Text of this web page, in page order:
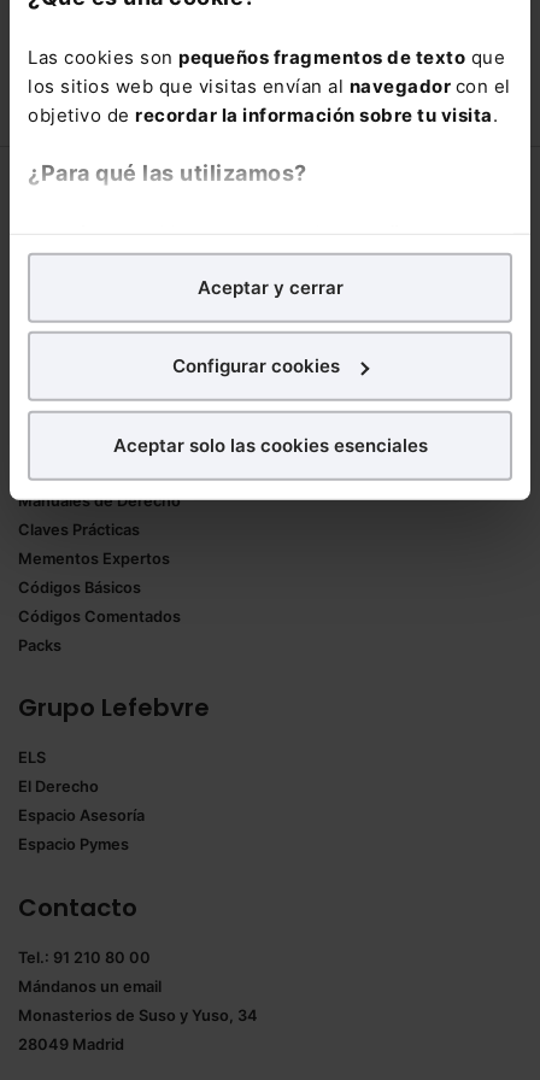
Las cookies son pequeños fragmentos de texto que
los sitios web que visitas envían al navegador con el
objetivo de recordar la información sobre tu visita.
¿Para qué las utilizamos?
analíticospara tratar demejorar tu experienciaen
nuestra página web. También con fines publicitarios,
para poder mostrarte publicidad y contenidos de tu
¿Qué puedes hacer?
experiencia en la web sea óptima
Puedesaceptar solo las esenciales
todas las cookies excepto aquellas imprescindibles.
También puedes
seleccionar solo aquellas que quieras permitir en tu
navegador. Si no seleccionas ninguna utilizaremos
Saber más acerca de las cookies
Aceptar y cerrar
Configurar cookies
Aceptar solo las cookies esenciales
110,00€ 66,00€
COMPRAR
Corporativo
Librerías asociadas
Productos
Manuales de Derecho
Claves Prácticas
Mementos Expertos
Códigos Básicos
Códigos Comentados
Packs
Grupo Lefebvre
ELS
El Derecho
Espacio Asesoría
Espacio Pymes
Contacto
Tel.: 91 210 80 00
Mándanos un email
Monasterios de Suso y Yuso, 34
28049 Madrid